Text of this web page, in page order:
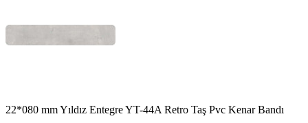
22*080 mm Yıldız Entegre YT-44A Retro Taş Pvc Kenar Bandı